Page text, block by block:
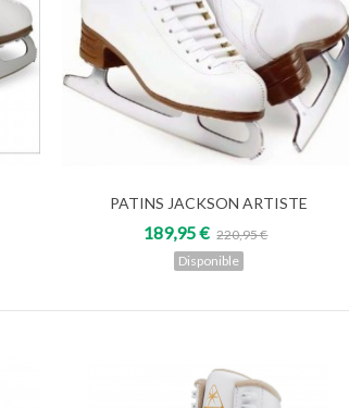
Voir
PATINS JACKSON ARTISTE
189,95 € 220,95 €
Disponible